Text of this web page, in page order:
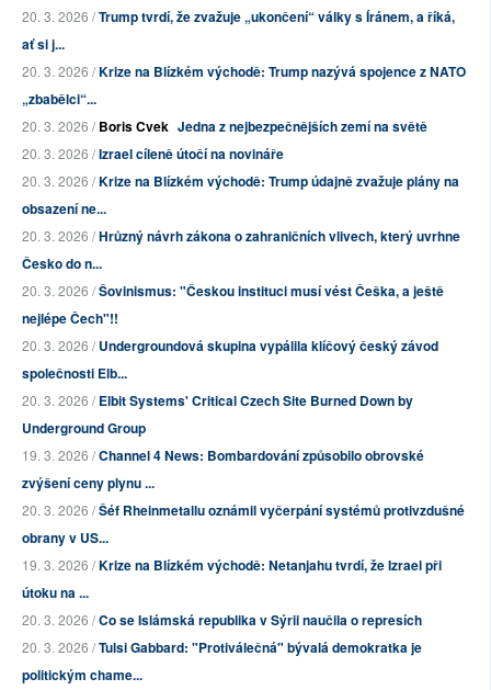
20. 3. 2026 /Trump tvrdí, že zvažuje „ukončení“ války s Íránem, a říká,
ať si j...
20. 3. 2026 /Krize na Blízkém východě: Trump nazývá spojence z NATO
„zbabělci“...
20. 3. 2026 /Boris Cvek Jedna z nejbezpečnějších zemí na světě
20. 3. 2026 /Izrael cíleně útočí na novináře
20. 3. 2026 /Krize na Blízkém východě: Trump údajně zvažuje plány na
obsazení ne...
20. 3. 2026 /Hrůzný návrh zákona o zahraničních vlivech, který uvrhne
Česko do n...
20. 3. 2026 /Šovinismus: "Českou instituci musí vést Češka, a ještě
nejlépe Čech"!!
20. 3. 2026 /Undergroundová skupina vypálila klíčový český závod
společnosti Elb...
20. 3. 2026 /Elbit Systems' Critical Czech Site Burned Down by
Underground Group
19. 3. 2026 /Channel 4 News: Bombardování způsobilo obrovské
zvýšení ceny plynu ...
20. 3. 2026 /Šéf Rheinmetallu oznámil vyčerpání systémů protivzdušné
obrany v US...
19. 3. 2026 /Krize na Blízkém východě: Netanjahu tvrdí, že Izrael při
útoku na ...
20. 3. 2026 /Co se Islámská republika v Sýrii naučila o represích
20. 3. 2026 /Tulsi Gabbard: "Protiválečná" bývalá demokratka je
politickým chame...